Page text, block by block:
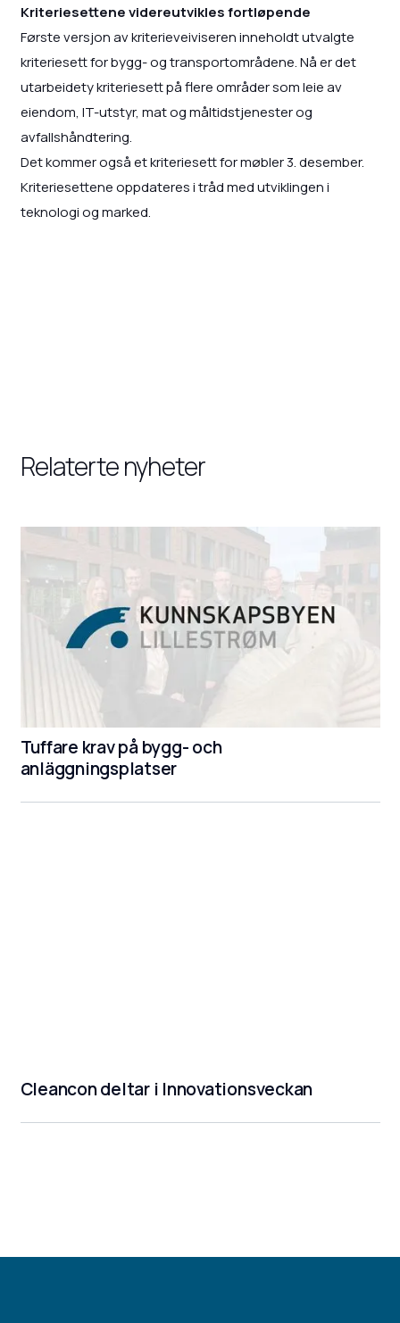
Kriteriesettene videreutvikles fortløpende
Første versjon av kriterieveiviseren inneholdt utvalgte
kriteriesett for bygg- og transportområdene. Nå er det
utarbeidety kriteriesett på flere områder som leie av
eiendom, IT-utstyr, mat og måltidstjenester og
avfallshåndtering.
Det kommer også et kriteriesett for møbler 3. desember.
Kriteriesettene oppdateres i tråd med utviklingen i
teknologi og marked.
Relaterte nyheter
Tuffare krav på bygg- och
anläggningsplatser
Cleancon deltar i Innovationsveckan